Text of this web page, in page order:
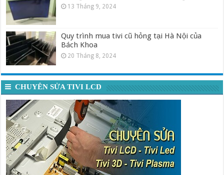
13 Tháng 9, 2024
Quy trình mua tivi cũ hỏng tại Hà Nội của
Bách Khoa
20 Tháng 8, 2024
CHUYÊN SỬA TIVI LCD